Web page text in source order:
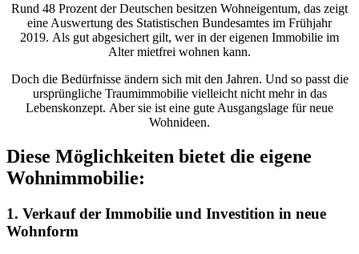
Rund 48 Prozent der Deutschen besitzen Wohneigentum, das zeigt
eine Auswertung des Statistischen Bundesamtes im Frühjahr
2019. Als gut abgesichert gilt, wer in der eigenen Immobilie im
Alter mietfrei wohnen kann.
Doch die Bedürfnisse ändern sich mit den Jahren. Und so passt die
ursprüngliche Traumimmobilie vielleicht nicht mehr in das
Lebenskonzept. Aber sie ist eine gute Ausgangslage für neue
Wohnideen.
Diese Möglichkeiten bietet die eigene
Wohnimmobilie:
1. Verkauf der Immobilie und Investition in neue
Wohnform